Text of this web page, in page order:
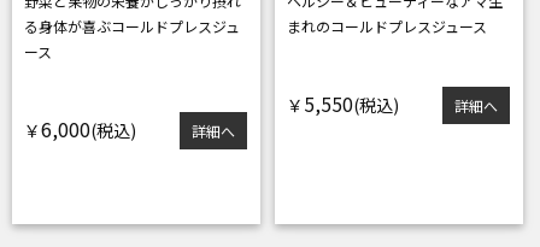
る身体が喜ぶコールドプレスジュ
ース
￥6,000 詳細へ
まれのコールドプレスジュース
￥ 5,550 詳細へ